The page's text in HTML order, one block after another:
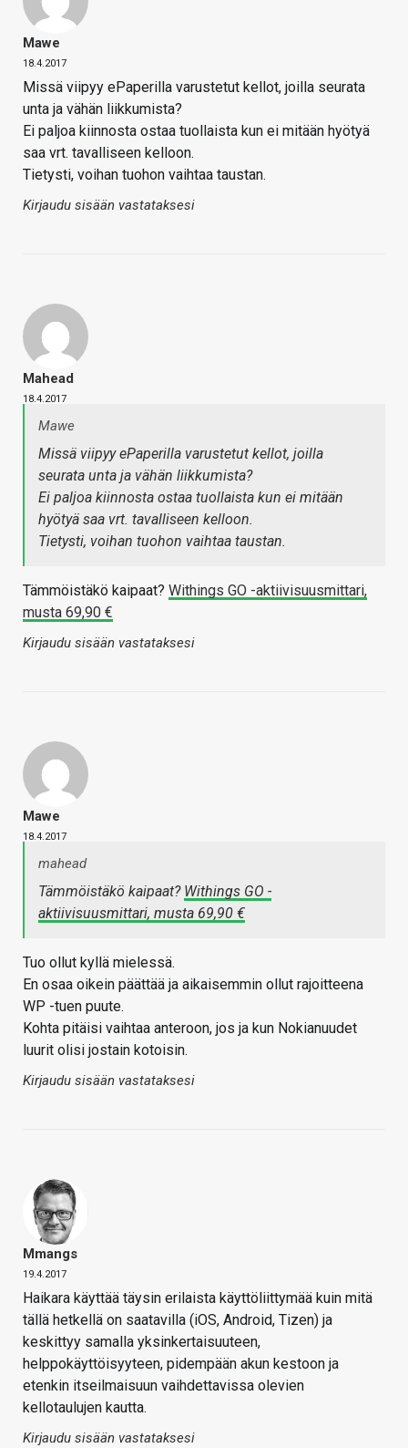
Mawe
18.4.2017
Missä viipyy ePaperilla varustetut kellot, joilla seurata
unta ja vähän liikkumista?
Ei paljoa kiinnosta ostaa tuollaista kun ei mitään hyötyä
saa vrt. tavalliseen kelloon.
Tietysti, voihan tuohon vaihtaa taustan.
Kirjaudu sisään vastataksesi
Mahead
18.4.2017
Mawe
Missä viipyy ePaperilla varustetut kellot, joilla
seurata unta ja vähän liikkumista?
Ei paljoa kiinnosta ostaa tuollaista kun ei mitään
hyötyä saa vrt. tavalliseen kelloon.
Tietysti, voihan tuohon vaihtaa taustan.
Tämmöistäkö kaipaat? Withings GO -aktiivisuusmittari,
musta 69,90 €
Kirjaudu sisään vastataksesi
Mawe
18.4.2017
mahead
Tämmöistäkö kaipaat? Withings GO -
aktiivisuusmittari, musta 69,90 €
Tuo ollut kyllä mielessä.
En osaa oikein päättää ja aikaisemmin ollut rajoitteena
WP -tuen puute.
Kohta pitäisi vaihtaa anteroon, jos ja kun Nokianuudet
luurit olisi jostain kotoisin.
Kirjaudu sisään vastataksesi
Mmangs
19.4.2017
Haikara käyttää täysin erilaista käyttöliittymää kuin mitä
tällä hetkellä on saatavilla (iOS, Android, Tizen) ja
keskittyy samalla yksinkertaisuuteen,
helppokäyttöisyyteen, pidempään akun kestoon ja
etenkin itseilmaisuun vaihdettavissa olevien
kellotaulujen kautta.
Kirjaudu sisään vastataksesi